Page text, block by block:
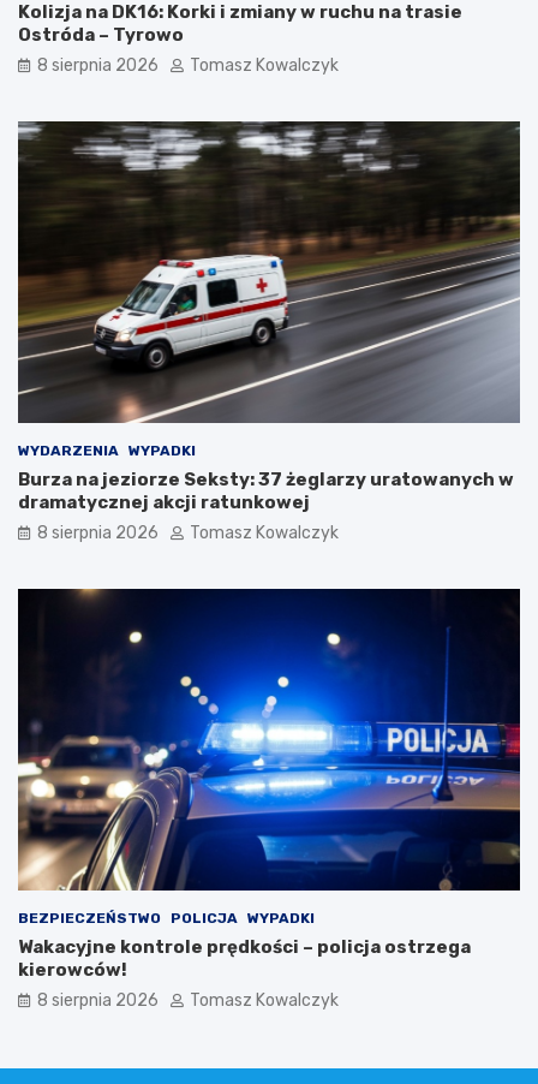
Kolizja na DK16: Korki i zmiany w ruchu na trasie
Ostróda – Tyrowo
8 sierpnia 2026 Tomasz Kowalczyk
WYDARZENIA WYPADKI
Burza na jeziorze Seksty: 37 żeglarzy uratowanych w
dramatycznej akcji ratunkowej
8 sierpnia 2026 Tomasz Kowalczyk
BEZPIECZEŃSTWO POLICJA WYPADKI
Wakacyjne kontrole prędkości – policja ostrzega
kierowców!
8 sierpnia 2026 Tomasz Kowalczyk